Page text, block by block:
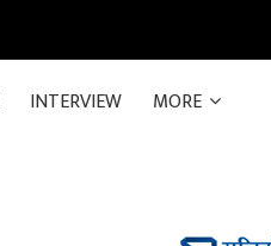
INTERVIEW MORE